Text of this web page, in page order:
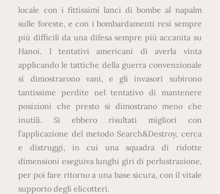
locale con i fittissimi lanci di bombe al napalm
sulle foreste, e con i bombardamenti resi sempre
più difficili da una difesa sempre più accanita su
Hanoi. I tentativi americani di averla vinta
applicando le tattiche della guerra convenzionale
si dimostrarono vani, e gli invasori subirono
tantissime perdite nel tentativo di mantenere
posizioni che presto si dimostrano meno che
inutili. Si ebbero risultati migliori con
l’applicazione del metodo Search&Destroy, cerca
e distruggi, in cui una squadra di ridotte
dimensioni eseguiva lunghi giri di perlustrazione,
per poi fare ritorno a una base sicura, con il vitale
supporto degli elicotteri.